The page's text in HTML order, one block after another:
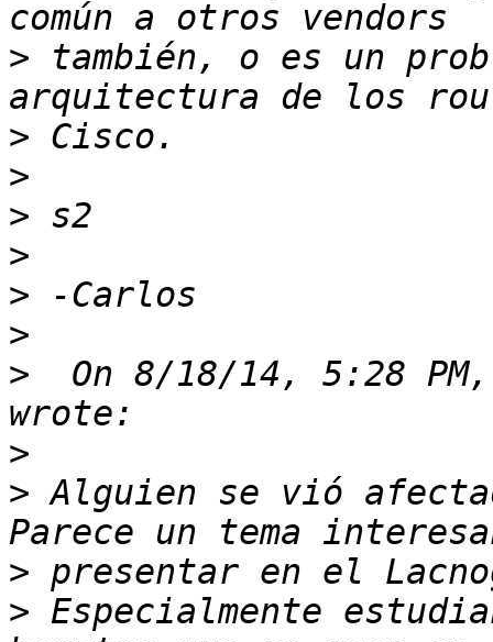
> también, o es un
>
>
>
>
>
>
>
On 8/18/14, 5:28
>
> Alguien se vió
>
> Especialmente